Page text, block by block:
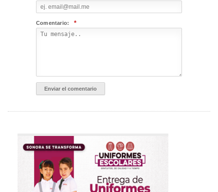
Comentario: *